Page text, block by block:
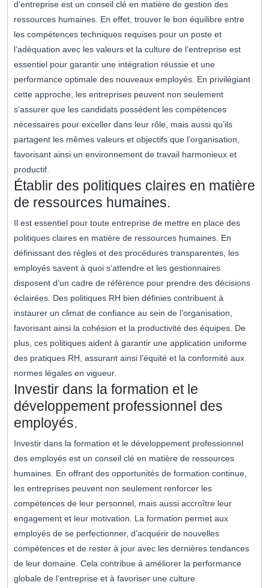
d’entreprise est un conseil clé en matière de gestion des
ressources humaines. En effet, trouver le bon équilibre entre
les compétences techniques requises pour un poste et
l’adéquation avec les valeurs et la culture de l’entreprise est
essentiel pour garantir une intégration réussie et une
performance optimale des nouveaux employés. En privilégiant
cette approche, les entreprises peuvent non seulement
s’assurer que les candidats possèdent les compétences
nécessaires pour exceller dans leur rôle, mais aussi qu’ils
partagent les mêmes valeurs et objectifs que l’organisation,
favorisant ainsi un environnement de travail harmonieux et
productif.
Établir des politiques claires en matière
de ressources humaines.
Il est essentiel pour toute entreprise de mettre en place des
politiques claires en matière de ressources humaines. En
définissant des règles et des procédures transparentes, les
employés savent à quoi s’attendre et les gestionnaires
disposent d’un cadre de référence pour prendre des décisions
éclairées. Des politiques RH bien définies contribuent à
instaurer un climat de confiance au sein de l’organisation,
favorisant ainsi la cohésion et la productivité des équipes. De
plus, ces politiques aident à garantir une application uniforme
des pratiques RH, assurant ainsi l’équité et la conformité aux
normes légales en vigueur.
Investir dans la formation et le
développement professionnel des
employés.
Investir dans la formation et le développement professionnel
des employés est un conseil clé en matière de ressources
humaines. En offrant des opportunités de formation continue,
les entreprises peuvent non seulement renforcer les
compétences de leur personnel, mais aussi accroître leur
engagement et leur motivation. La formation permet aux
employés de se perfectionner, d’acquérir de nouvelles
compétences et de rester à jour avec les dernières tendances
de leur domaine. Cela contribue à améliorer la performance
globale de l’entreprise et à favoriser une culture